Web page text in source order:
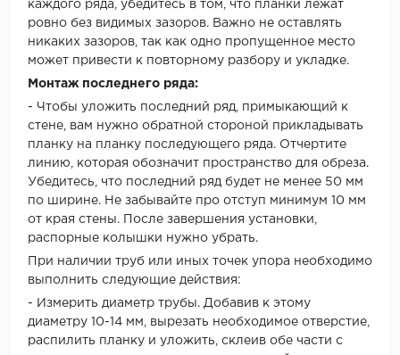
каждого ряда, убедитесь в том, что планки лежат
ровно без видимых зазоров. Важно не оставлять
никаких зазоров, так как одно пропущенное место
может привести к повторному разбору и укладке.
Монтаж последнего ряда:
- Чтобы уложить последний ряд, примыкающий к
стене, вам нужно обратной стороной прикладывать
планку на планку последующего ряда. Отчертите
линию, которая обозначит пространство для обреза.
Убедитесь, что последний ряд будет не менее 50 мм
по ширине. Не забывайте про отступ минимум 10 мм
от края стены. После завершения установки,
распорные колышки нужно убрать.
При наличии труб или иных точек упора необходимо
выполнить следующие действия:
- Измерить диаметр трубы. Добавив к этому
диаметру 10-14 мм, вырезать необходимое отверстие,
распилить планку и уложить, склеив обе части с